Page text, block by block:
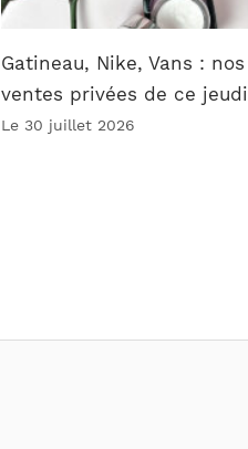
Gatineau, Nike, Vans :
ventes privées de ce
Le 30 juillet 2026